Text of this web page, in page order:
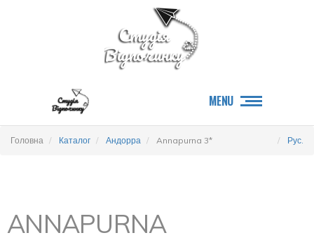
MENU
Головна Каталог Андорра Annapurna 3* Рус.
ANNAPURNA